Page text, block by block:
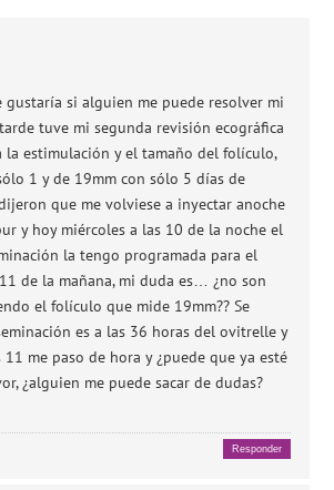
gustaría si alguien me puede resolver mi
tuve mi segunda revisión ecográfica
la estimulación y el tamaño del folículo,
1 y de 19mm con sólo 5 días de
que me volviese a inyectar anoche
y hoy miércoles a las 10 de la noche el
la tengo programada para el
de la mañana, mi duda es… ¿no son
el folículo que mide 19mm?? Se
es a las 36 horas del ovitrelle y
me paso de hora y ¿puede que ya esté
¿alguien me puede sacar de dudas?
Responder